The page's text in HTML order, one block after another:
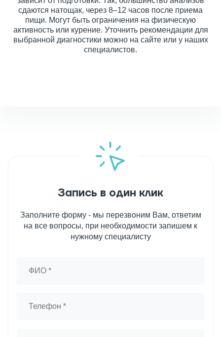
сдаются натощак, через 8–12 часов после приема
пищи. Могут быть ограничения на физическую
активность или курение. Уточнить рекомендации для
выбранной диагностики можно на сайте или у наших
специалистов.
Запись в один клик
Заполните форму - мы перезвоним Вам, ответим
на все вопросы, при необходимости запишем к
нужному специалисту